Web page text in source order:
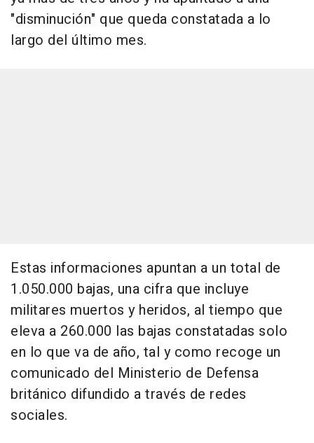
"disminución" que queda constatada a lo
largo del último mes.
Estas informaciones apuntan a un total de
1.050.000 bajas, una cifra que incluye
militares muertos y heridos, al tiempo que
eleva a 260.000 las bajas constatadas solo
en lo que va de año, tal y como recoge un
comunicado del Ministerio de Defensa
británico difundido a través de redes
sociales.